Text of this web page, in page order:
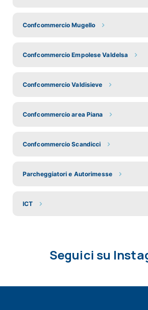
Confcommercio Mugello
Confcommercio Empolese Valdelsa
Confcommercio Valdisieve
Confcommercio area Piana
Confcommercio Scandicci
Parcheggiatori e Autorimesse
ICT
Seguici su